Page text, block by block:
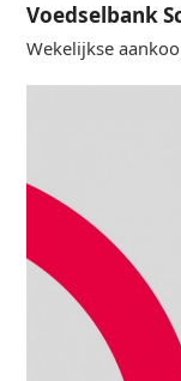
Voedselbank
Wekelijkse